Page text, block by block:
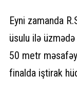
Eyni zamanda
üsulu ilə
50 metr
finalda iştirak